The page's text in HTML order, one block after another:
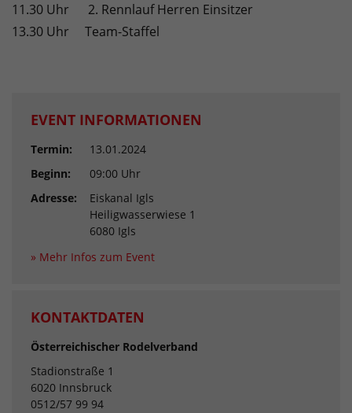
11.30 Uhr 2. Rennlauf Herren Einsitzer
13.30 Uhr Team-Staffel
EVENT INFORMATIONEN
Termin:
13.01.2024
Beginn:
09:00 Uhr
Adresse:
Eiskanal Igls
Heiligwasserwiese 1
6080 Igls
» Mehr Infos zum Event
KONTAKTDATEN
Österreichischer Rodelverband
Stadionstraße 1
6020 Innsbruck
0512/57 99 94